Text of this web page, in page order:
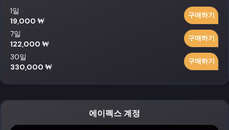
1일
19,000 ₩
구매하기
7일
122,000 ₩
구매하기
30일
330,000 ₩
구매하기
에이펙스 계정